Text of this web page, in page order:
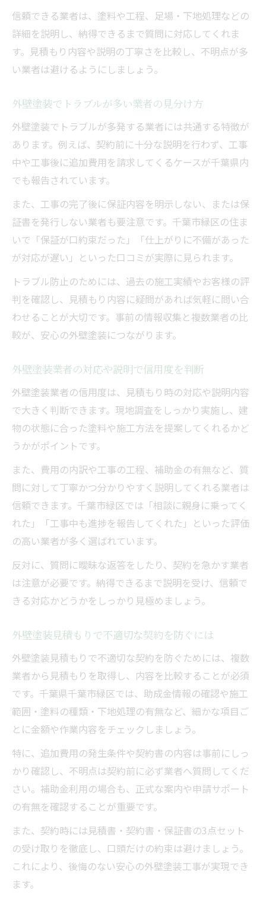
信頼できる業者は、塗料や工程、足場・下地処理などの
詳細を説明し、納得できるまで質問に対応してくれま
す。見積もり内容や説明の丁寧さを比較し、不明点が多
い業者は避けるようにしましょう。
外壁塗装でトラブルが多い業者の見分け方
外壁塗装でトラブルが多発する業者には共通する特徴が
あります。例えば、契約前に十分な説明を行わず、工事
中や工事後に追加費用を請求してくるケースが千葉県内
でも報告されています。
また、工事の完了後に保証内容を明示しない、または保
証書を発行しない業者も要注意です。千葉市緑区の住ま
いで「保証が口約束だった」「仕上がりに不備があった
が対応が遅い」といった口コミが実際に見られます。
トラブル防止のためには、過去の施工実績やお客様の評
判を確認し、見積もり内容に疑問があれば気軽に問い合
わせることが大切です。事前の情報収集と複数業者の比
較が、安心の外壁塗装につながります。
外壁塗装業者の対応や説明で信用度を判断
外壁塗装業者の信用度は、見積もり時の対応や説明内容
で大きく判断できます。現地調査をしっかり実施し、建
物の状態に合った塗料や施工方法を提案してくれるかど
うかがポイントです。
また、費用の内訳や工事の工程、補助金の有無など、質
問に対して丁寧かつ分かりやすく説明してくれる業者は
信頼できます。千葉市緑区では「相談に親身に乗ってく
れた」「工事中も進捗を報告してくれた」といった評価
の高い業者が多く選ばれています。
反対に、質問に曖昧な返答をしたり、契約を急かす業者
は注意が必要です。納得できるまで説明を受け、信頼で
きる対応かどうかをしっかり見極めましょう。
外壁塗装見積もりで不適切な契約を防ぐには
外壁塗装見積もりで不適切な契約を防ぐためには、複数
業者から見積もりを取得し、内容を比較することが必須
です。千葉県千葉市緑区では、助成金情報の確認や施工
範囲・塗料の種類・下地処理の有無など、細かな項目ご
とに金額や作業内容をチェックしましょう。
特に、追加費用の発生条件や契約書の内容は事前にしっ
かり確認し、不明点は契約前に必ず業者へ質問してくだ
さい。補助金利用の場合も、正式な案内や申請サポート
の有無を確認することが重要です。
また、契約時には見積書・契約書・保証書の3点セット
の受け取りを徹底し、口頭だけの約束は避けましょう。
これにより、後悔のない安心の外壁塗装工事が実現でき
ます。